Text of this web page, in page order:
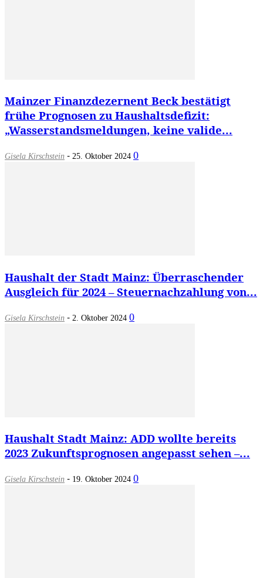
Mainzer Finanzdezernent Beck bestätigt
frühe Prognosen zu Haushaltsdefizit:
„Wasserstandsmeldungen, keine valide...
Gisela Kirschstein - 25. Oktober 2024 0
Haushalt der Stadt Mainz: Überraschender
Ausgleich für 2024 – Steuernachzahlung von...
Gisela Kirschstein - 2. Oktober 2024 0
Haushalt Stadt Mainz: ADD wollte bereits
2023 Zukunftsprognosen angepasst sehen –...
Gisela Kirschstein - 19. Oktober 2024 0